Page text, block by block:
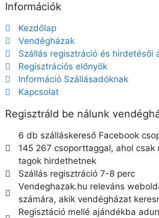
Információk
Kezdőlap
Vendégházak
Szállás regisztráció és hirdetésői
Regisztrációs előnyök
Információ Szállásadóknak
Kapcsolat
Regisztráld be nálunk
6 db szálláskereső Facebook
145 267 csoporttaggal, ahol csak
tagok hirdethetnek
Szállás regisztráció 7-8 perc
Vendeghazak.hu releváns
számára, akik vendégházat
Regisztáció mellé ajándékba